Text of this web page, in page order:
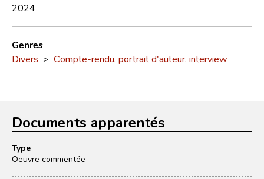
2024
Genres
Divers > Compte-rendu, portrait d'auteur, interview
Documents apparentés
Type
Oeuvre commentée